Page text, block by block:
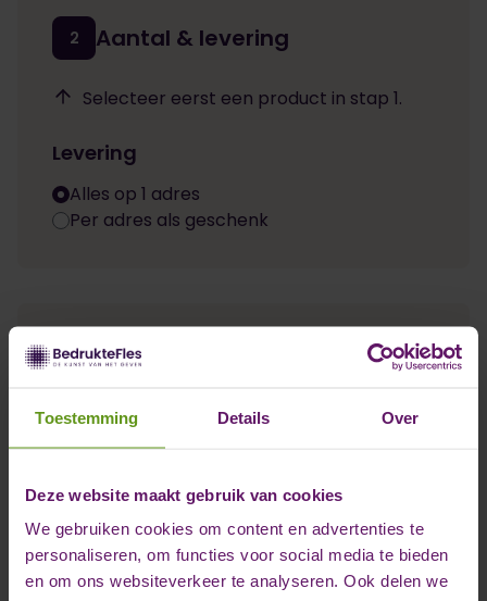
Toestemming Details Over
Deze website maakt gebruik van cookies
We gebruiken cookies om content en advertenties te
personaliseren, om functies voor social media te bieden
en om ons websiteverkeer te analyseren. Ook delen we
2 Aantal & levering
Selecteer eerst een product in stap 1.
Levering
Alles op 1 adres
Per adres als geschenk
3 Gegevens invullen
Naam *
Bedrijfsnaam *